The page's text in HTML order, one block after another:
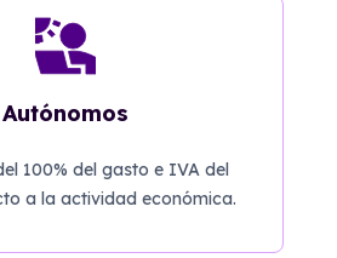
Autónomos
100% del gasto e IVA del
a la actividad económica.